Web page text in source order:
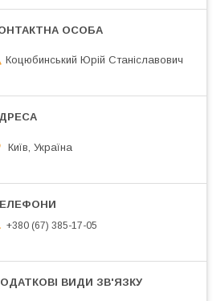
Коцюбинський Юрій Станіславович
Київ, Україна
+380 (67) 385-17-05